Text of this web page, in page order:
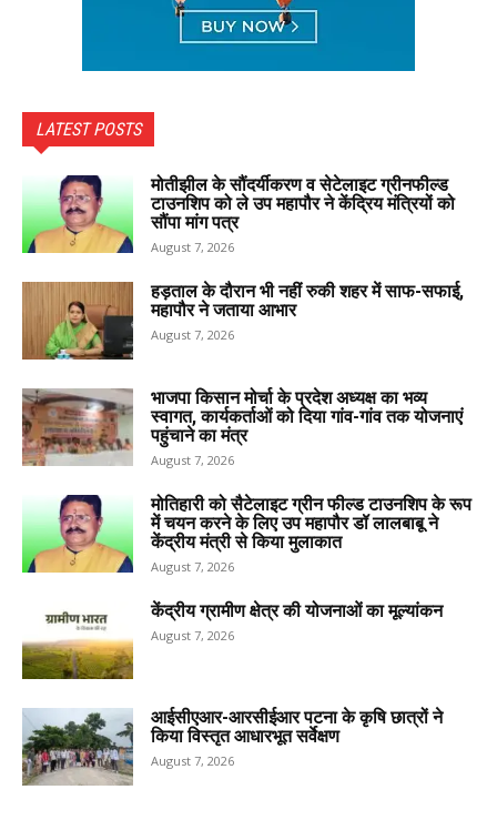
LATEST POSTS
मोतीझील के सौंदर्यीकरण व सेटेलाइट ग्रीनफील्ड
टाउनशिप को ले उप महापौर ने केंद्रिय मंत्रियों को
सौंपा मांग पत्र
August 7, 2026
हड़ताल के दौरान भी नहीं रुकी शहर में साफ-सफाई,
महापौर ने जताया आभार
August 7, 2026
भाजपा किसान मोर्चा के प्रदेश अध्यक्ष का भव्य
स्वागत, कार्यकर्ताओं को दिया गांव-गांव तक योजनाएं
पहुंचाने का मंत्र
August 7, 2026
मोतिहारी को सैटेलाइट ग्रीन फील्ड टाउनशिप के रूप
में चयन करने के लिए उप महापौर डॉ लालबाबू ने
केंद्रीय मंत्री से किया मुलाकात
August 7, 2026
केंद्रीय ग्रामीण क्षेत्र की योजनाओं का मूल्यांकन
August 7, 2026
आईसीएआर-आरसीईआर पटना के कृषि छात्रों ने
किया विस्तृत आधारभूत सर्वेक्षण
August 7, 2026